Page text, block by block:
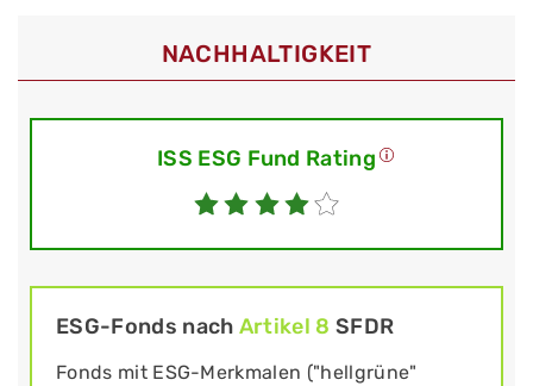
NACHHALTIGKEIT
ISS ESG Fund Rating
ESG-Fonds nach Artikel 8 SFDR
Fonds mit ESG-Merkmalen ("hellgrüne"